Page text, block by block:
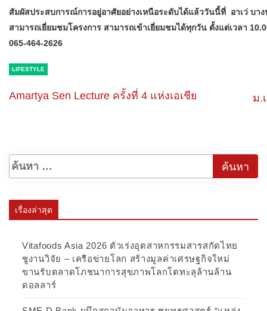
สัมผัสประสบการณ์การอยู่อาศัยอย่างเหนือระดับได้แล้ววันนี้ที่ อาเว่ บ
สามารถเยี่ยมชมโครงการ สามารถเข้าเยี่ยมชมได้ทุกวัน ตั้งแต่เวลา
065-464-2626
LIFESTYLE
Amartya Sen Lecture ครั้งที่ 4 แห่งเอเชีย ม.
เรื่องล่าสุด
Vitafoods Asia 2026 ตัวเร่งอุตสาหกรรมสารสกัดไทย
ชูงานวิจัย – เครือข่ายโลก สร้างมูลค่าเศรษฐกิจใหม่
ขานรับตลาดโภชนาการสุขภาพโลกโตทะลุล้านล้าน
ดอลลาร์